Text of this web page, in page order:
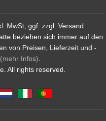
MwSt, ggf. zzgl. Versand.
beziehen sich immer auf den
von Preisen, Lieferzeit und -
(mehr Infos).
All rights reserved.